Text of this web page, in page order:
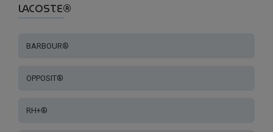
LACOSTE®
BARBOUR®
OPPOSIT®
RH+®